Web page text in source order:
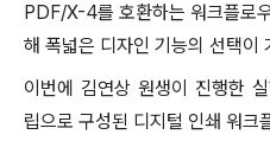
PDF/X-4를 호환하는 워크플로
해 폭넓은 디자인 기능의 선택이
이번에 김연상 원생이 진행한
립으로 구성된 디지털 인쇄 워크